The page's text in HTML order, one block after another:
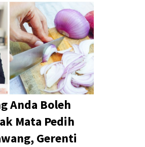
Anda Boleh
Mata Pedih
Gerenti